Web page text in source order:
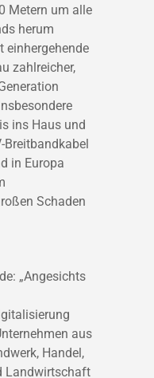
Metern um alle
herum
einhergehende
zahlreicher,
ins Haus und
Breitbandkabel
in Europa
Schaden
„Angesichts
aus
Handel,
Landwirtschaft